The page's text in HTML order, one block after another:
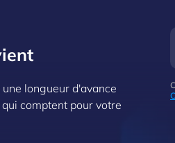
longueur d'avance
comptent pour votre